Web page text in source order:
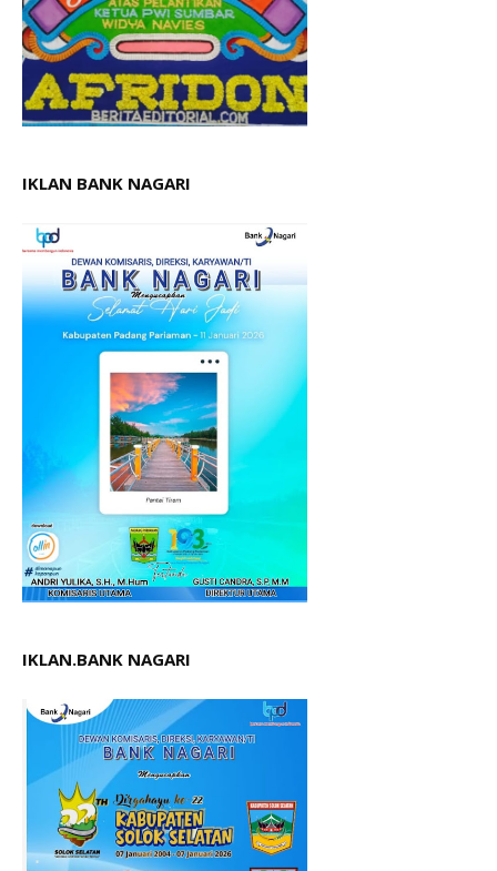
IKLAN BANK NAGARI
IKLAN.BANK NAGARI